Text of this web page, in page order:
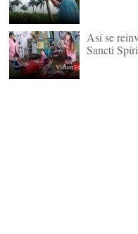
Así se
Sancti